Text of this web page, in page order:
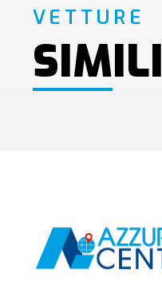
VETTURE
SIMILI